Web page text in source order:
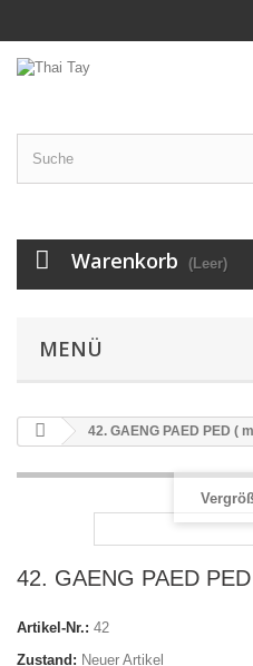
Warenkorb (Leer)
MENÜ
42. GAENG PAED PED (
42. GAENG PAED
Artikel-Nr.: 42
Zustand: Neuer Artikel